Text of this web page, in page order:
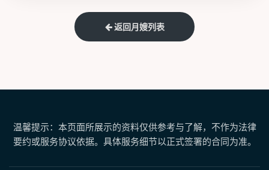
返回月嫂列表
温馨提示：本页面所展示的资料仅供参考与了解，不作为法律
要约或服务协议依据。具体服务细节以正式签署的合同为准。